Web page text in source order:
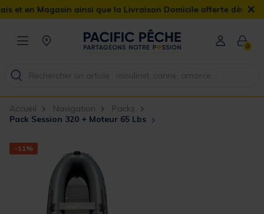
ainsi que la Livraison Domicile offerte dès 90€ ×
0
Accueil Navigation
Packs
Pack Session 320 + Moteur 65 Lbs
-11%